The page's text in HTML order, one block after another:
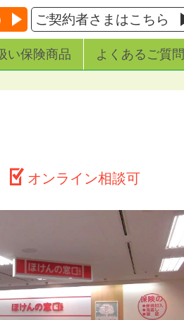
ご契約者さまはこちら
い保険商品 よくあるご質問
オンライン相談可